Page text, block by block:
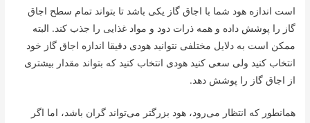
است اندازه هود شما با اجاق گاز یکی باشد تا بتواند تمام سطح اجاق
گاز را پوشش داده و همه ذرات دود و مواد غذایی را جذب کند. البته
ممکن است به دلایل مختلفی نتوانید هودی دقیقا اندازه اجاق گاز خود
انتخاب کنید ولی سعی کنید هودی انتخاب کنید که بتواند مقدار بیشتری
از اجاق گاز را پوشش دهد.
همانطور که انتظار می‌رود، هود بزرگتر می‌تواند گران باشد، اما اگر